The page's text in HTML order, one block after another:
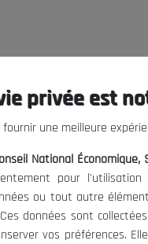
Useful
Legal Notices
Terms of Use
Data Protection Policy
Cookie Policy
privée est
une meilleure
National Économique,
pour l'utilisation
ou tout autre
données sont
vos préférences.